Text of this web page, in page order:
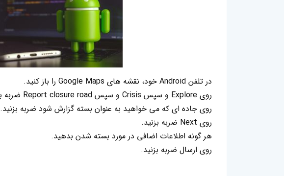
در تلفن Android خود، نقشه های Google Maps را باز کنید.
روی Explore و سپس Crisis و سپس Report closure road ضربه بزنید.
روی جاده ای که می خواهید به عنوان بسته گزارش شود ضربه بزنید.
روی Next ضربه بزنید.
هر گونه اطلاعات اضافی در مورد بسته شدن بدهید.
روی ارسال ضربه بزنید.